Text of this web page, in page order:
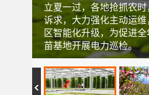
立夏一过，各地抢抓农
诉求，大力强化主动运
区智能化升级，为促进
苗基地开展电力巡检。